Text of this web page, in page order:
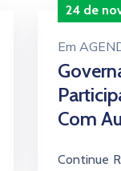
24 de
Em
Com
Continue